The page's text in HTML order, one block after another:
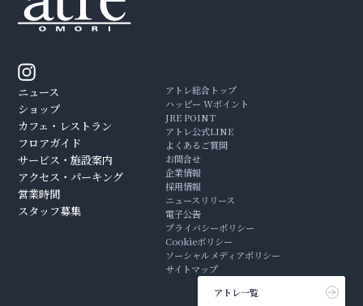
ニュース
ショップ
カフェ・レストラン
フロアガイド
サービス・施設案内
アクセス・パーキング
営業時間
スタッフ募集
アトレ総合トップ
ハッピー Wポイント
JRE POINT
アトレ公式LINE
よくあるご質問
お問合せ
企業情報
採用情報
ニュースリリース
電子公告
プライバシーポリシー
Cookieポリシー
ソーシャルメディアポリシー
サイトマップ
アトレ一覧